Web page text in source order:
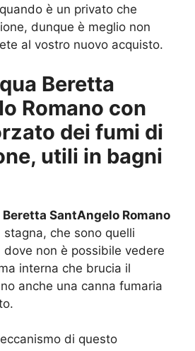
è un privato che
dunque è meglio non
al vostro nuovo acquisto.
Beretta
Romano con
dei fumi di
utili in bagni
SantAngelo Romano
che sono quelli
non è possibile vedere
interna che brucia il
anche una canna fumaria
di questo